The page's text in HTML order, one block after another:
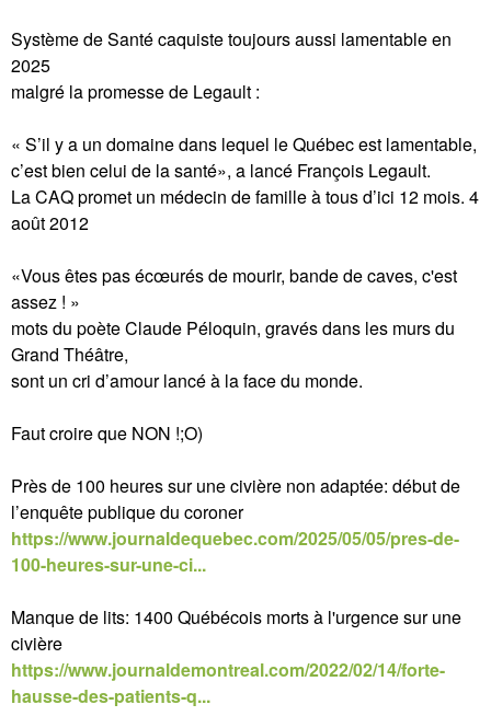
Système de Santé caquiste toujours aussi lamentable en
2025
malgré la promesse de Legault :
« S’il y a un domaine dans lequel le Québec est lamentable,
c’est bien celui de la santé», a lancé François Legault.
La CAQ promet un médecin de famille à tous d’ici 12 mois. 4
août 2012
«Vous êtes pas écœurés de mourir, bande de caves, c'est
assez ! »
mots du poète Claude Péloquin, gravés dans les murs du
Grand Théâtre,
sont un cri d’amour lancé à la face du monde.
Faut croire que NON !;O)
Près de 100 heures sur une civière non adaptée: début de
l’enquête publique du coroner
https://www.journaldequebec.com/2025/05/05/pres-de-
100-heures-sur-une-ci...
Manque de lits: 1400 Québécois morts à l'urgence sur une
civière
https://www.journaldemontreal.com/2022/02/14/forte-
hausse-des-patients-q...